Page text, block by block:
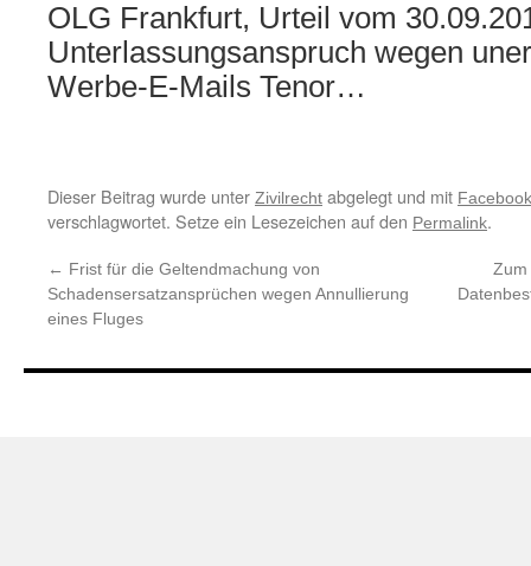
OLG Frankfurt, Urteil vom
Unterlassungsanspruch wegen
Werbe-E-Mails Tenor…
Dieser Beitrag wurde unter Zivilrecht abgelegt und mit
verschlagwortet. Setze ein Lesezeichen auf den Permalink.
← Frist für die Geltendmachung von
Schadensersatzansprüchen wegen Annullierung
eines Fluges
Zum